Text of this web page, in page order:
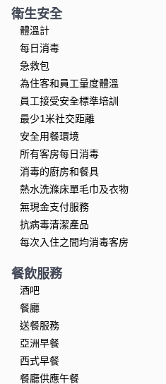
衛生安全
體溫計
每日消毒
急救包
為住客和員工量度體溫
員工接受安全標準培訓
最少1米社交距離
安全用餐環境
所有客房每日消毒
消毒的廚房和餐具
熱水洗滌床單毛巾及衣物
無現金支付服務
抗病毒清潔產品
每次入住之間均消毒客房
餐飲服務
酒吧
餐廳
送餐服務
亞洲早餐
西式早餐
餐廳供應午餐